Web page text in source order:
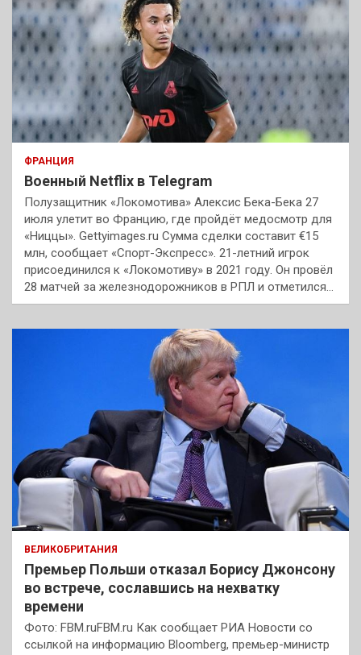
ФРАНЦИЯ
Военный Netflix в Telegram
Полузащитник «Локомотива» Алексис Бека-Бека 27
июля улетит во Францию, где пройдёт медосмотр для
«Ниццы». Gettyimages.ru Сумма сделки составит €15
млн, сообщает «Спорт-Экспресс». 21-летний игрок
присоединился к «Локомотиву» в 2021 году. Он провёл
28 матчей за железнодорожников в РПЛ и отметился…
ВЕЛИКОБРИТАНИЯ
Премьер Польши отказал Борису Джонсону
во встрече, сославшись на нехватку
времени
Фото: FBM.ruFBM.ru Как сообщает РИА Новости со
ссылкой на информацию Bloomberg, премьер-министр